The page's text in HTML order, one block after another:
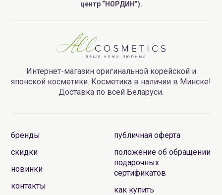
центр “НОРДИН”).
Интернет-магазин оригинальной корейской и
японской косметики. Косметика в наличии в Минске!
Доставка по всей Беларуси.
бренды
скидки
новинки
контакты
публичная оферта
положение об обращении
подарочных
сертификатов
как купить